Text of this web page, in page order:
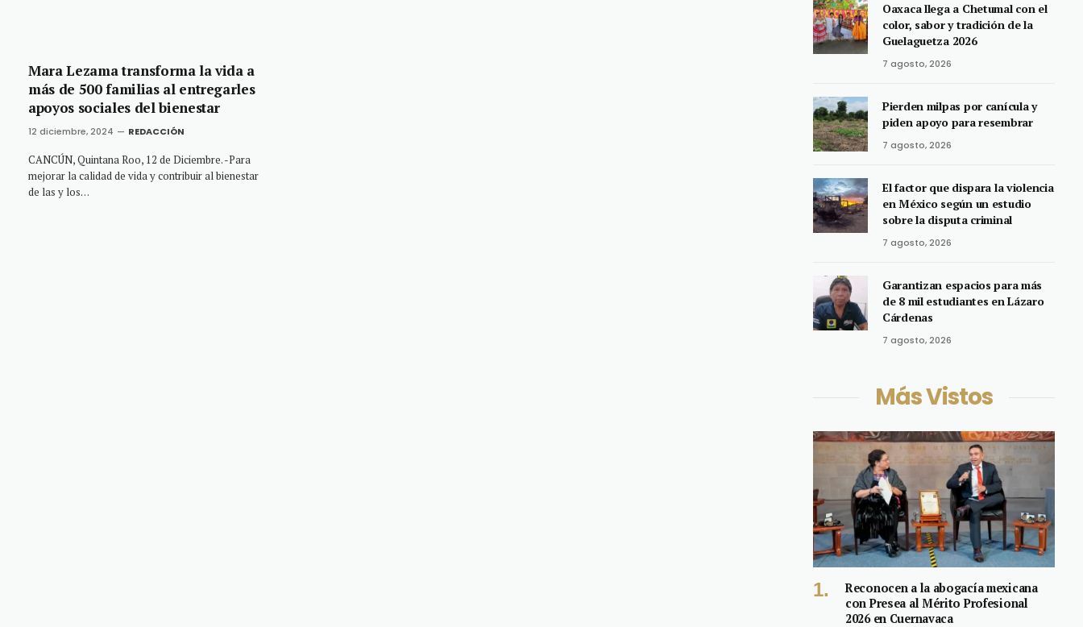
Mara Lezama transforma la vida a
más de 500 familias al entregarles
apoyos sociales del bienestar
12 diciembre, 2024 REDACCIÓN
CANCÚN, Quintana Roo, 12 de Diciembre. -Para
mejorar la calidad de vida y contribuir al bienestar
de las y los…
Oaxaca llega a Chetumal con el
color, sabor y tradición de la
Guelaguetza 2026
7 agosto, 2026
Pierden milpas por canícula y
piden apoyo para resembrar
7 agosto, 2026
El factor que dispara la violencia
en México según un estudio
sobre la disputa criminal
7 agosto, 2026
Garantizan espacios para más
de 8 mil estudiantes en Lázaro
Cárdenas
7 agosto, 2026
Más Vistos
Reconocen a la abogacía mexicana
con Presea al Mérito Profesional
2026 en Cuernavaca